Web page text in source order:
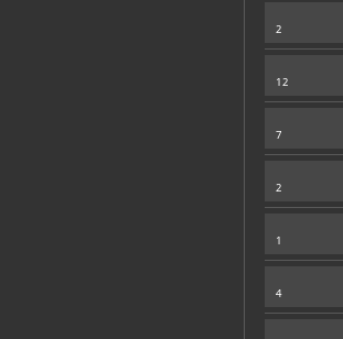
2
12
7
2
1
4
Zbirke